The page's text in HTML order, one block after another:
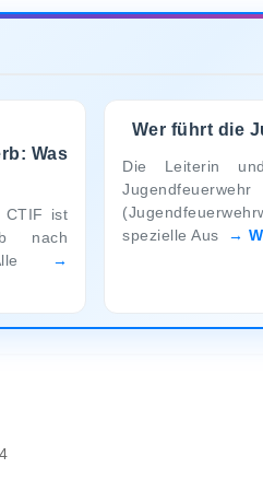
Was
CTIF ist
nach
Wer führt die
Die Leiterin
Jugendfeuerwehr
spezielle Aus